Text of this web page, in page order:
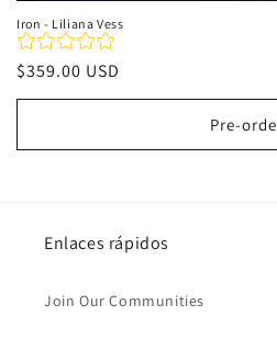
Iron - Liliana Vess
Precio
habitual
$359.00 USD
Pre-
Enlaces rápidos
Join Our Communities